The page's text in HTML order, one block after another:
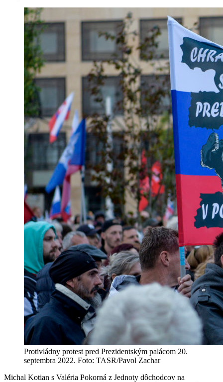
Protivládny protest pred Prezidentským palácom 20.
septembra 2022. Foto: TASR/Pavol Zachar
Michal Kotian s Valéria Pokorná z Jednoty dôchodcov na